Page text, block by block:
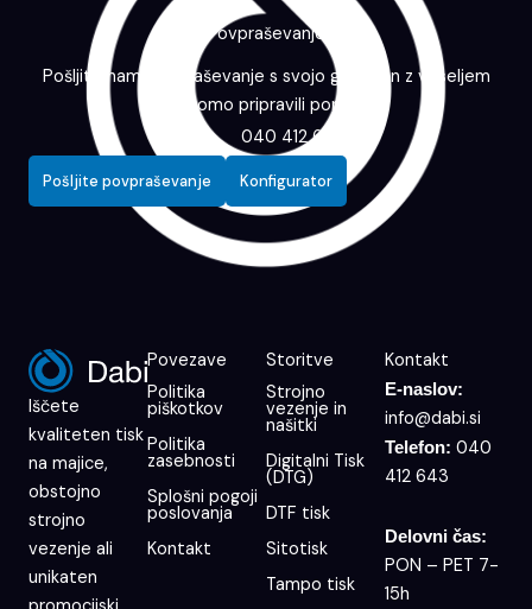
Povpraševanje
Pošljite nam povpraševanje s svojo grafiko in z veseljem
vam bomo pripravili ponudbo.
040 412 643
Pošljite povpraševanje Konfigurator
Iščete
kvaliteten tisk
na majice,
obstojno
strojno
vezenje ali
unikaten
Povezave
Politika
piškotkov
Politika
zasebnosti
Splošni pogoji
poslovanja
Kontakt
Storitve
Strojno
vezenje in
našitki
Digitalni Tisk
(DTG)
DTF tisk
Sitotisk
Tampo tisk
Kontakt
E-naslov:
info@dabi.si
Telefon: 040
412 643
Delovni čas:
PON – PET 7-
15h